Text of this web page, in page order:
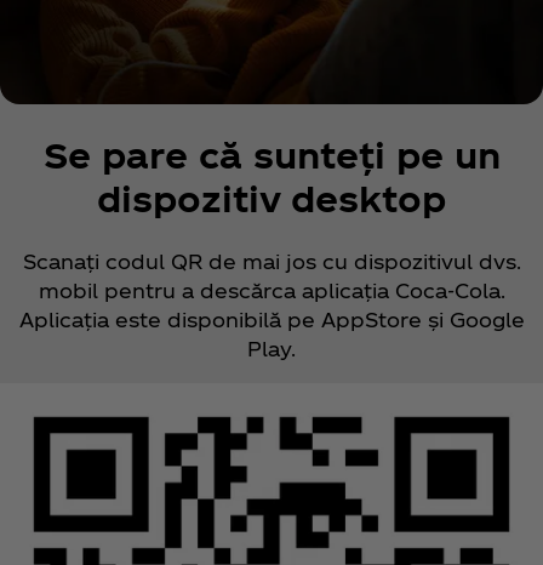
Se pare că sunteți pe un
dispozitiv desktop
Scanați codul QR de mai jos cu dispozitivul dvs.
mobil pentru a descărca aplicația Coca‑Cola.
Aplicația este disponibilă pe AppStore și Google
Play.